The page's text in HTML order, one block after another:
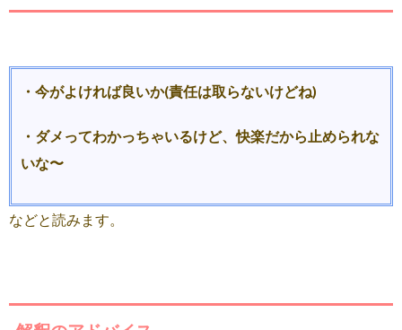
・今がよければ良いか(責任は取らないけどね)
・ダメってわかっちゃいるけど、快楽だから止められな
いな〜
などと読みます。